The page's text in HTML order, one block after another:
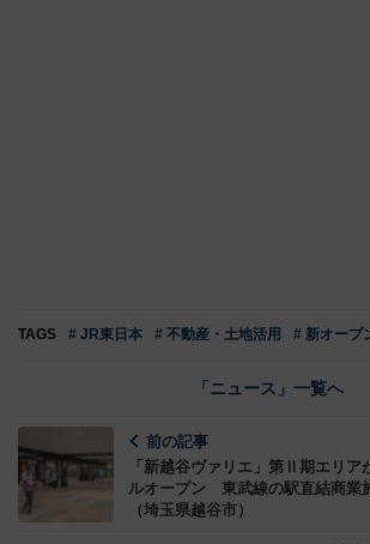
TAGS # JR東日本 # 不動産・土地活用 # 新オープ
「ニュース」一覧へ
前の記事
「新越谷ヴァリエ」第Ⅱ期エリア
ルオープン 東武線の駅直結商業
（埼玉県越谷市）